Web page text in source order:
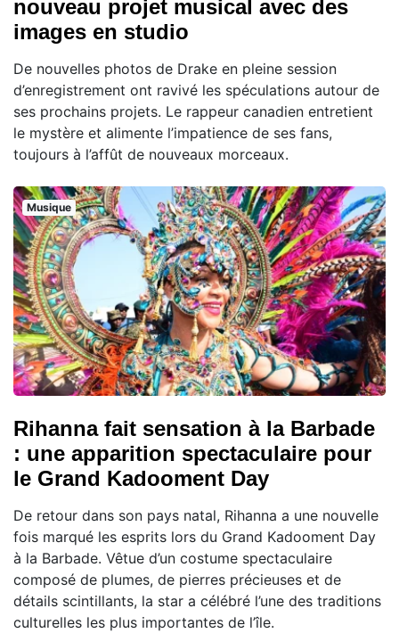
nouveau projet musical avec des
images en studio
De nouvelles photos de Drake en pleine session
d’enregistrement ont ravivé les spéculations autour de
ses prochains projets. Le rappeur canadien entretient
le mystère et alimente l’impatience de ses fans,
toujours à l’affût de nouveaux morceaux.
Musique
Rihanna fait sensation à la Barbade
: une apparition spectaculaire pour
le Grand Kadooment Day
De retour dans son pays natal, Rihanna a une nouvelle
fois marqué les esprits lors du Grand Kadooment Day
à la Barbade. Vêtue d’un costume spectaculaire
composé de plumes, de pierres précieuses et de
détails scintillants, la star a célébré l’une des traditions
culturelles les plus importantes de l’île.